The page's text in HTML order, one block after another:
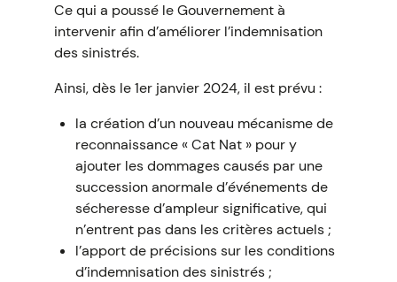
Ce qui a poussé le Gouvernement à
intervenir afin d’améliorer l’indemnisation
des sinistrés.
Ainsi, dès le 1er janvier 2024, il est prévu :
la création d’un nouveau mécanisme de
reconnaissance « Cat Nat » pour y
ajouter les dommages causés par une
succession anormale d’événements de
sécheresse d’ampleur significative, qui
n’entrent pas dans les critères actuels ;
l’apport de précisions sur les conditions
d’indemnisation des sinistrés ;